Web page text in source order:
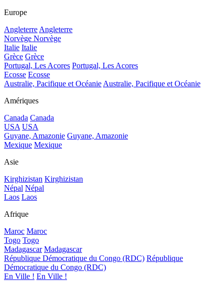
Europe
Angleterre Angleterre
Norvège Norvège
Italie Italie
Grèce Grèce
Portugal, Les Acores Portugal, Les Acores
Ecosse Ecosse
Australie, Pacifique et Océanie Australie, Pacifique et Océanie
Amériques
Canada Canada
USA USA
Guyane, Amazonie Guyane, Amazonie
Mexique Mexique
Asie
Kirghizistan Kirghizistan
Népal Népal
Laos Laos
Afrique
Maroc Maroc
Togo Togo
Madagascar Madagascar
République Démocratique du Congo (RDC) République
Démocratique du Congo (RDC)
En Ville ! En Ville !